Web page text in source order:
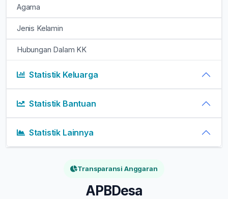
Agama
Jenis Kelamin
Hubungan Dalam KK
Statistik Keluarga
Statistik Bantuan
Statistik Lainnya
Transparansi Anggaran
APBDesa